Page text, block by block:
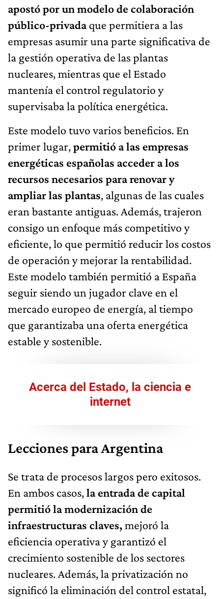
apostó por un modelo de colaboración
público-privadaque permitiera a las
empresas asumir una parte significativa de
la gestión operativa de las plantas
nucleares, mientras que el Estado
mantenía el control regulatorio y
supervisaba la política energética.
Este modelo tuvo varios beneficios. En
primer lugar,permitió a las empresas
energéticas españolas acceder a los
recursos necesarios para renovar y
ampliar las plantas, algunas de las cuales
eran bastante antiguas. Además, trajeron
consigo un enfoque más competitivo y
eficiente, lo que permitió reducir los costos
de operación y mejorar la rentabilidad.
Este modelo también permitió a España
seguir siendo un jugador clave en el
mercado europeo de energía, al tiempo
que garantizaba una oferta energética
estable y sostenible.
Acerca del Estado, la ciencia e
internet
Lecciones para Argentina
Se trata de procesos largos pero exitosos.
En ambos casos,la entrada de capital
permitió la modernización de
infraestructuras claves,mejoró la
eficiencia operativa y garantizó el
crecimiento sostenible de los sectores
nucleares. Además, la privatización no
significó la eliminación del control estatal,